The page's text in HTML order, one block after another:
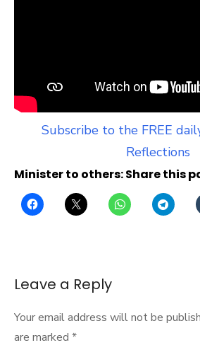
Subscribe to the FREE
Reflections
Minister to others: Share this
Leave a Reply
Your email address will not be
are marked *